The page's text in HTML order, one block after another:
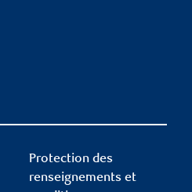
Protection des
renseignements et